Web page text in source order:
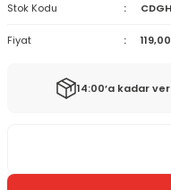
Stok Kodu
Fiyat
14:00’a kadar